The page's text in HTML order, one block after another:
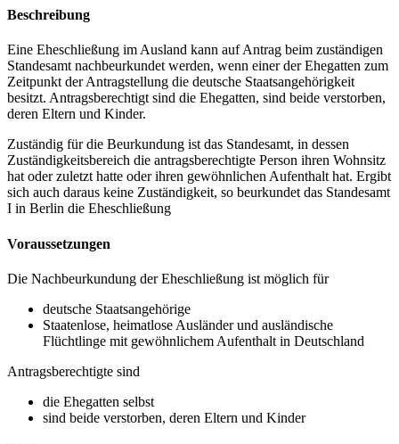
Beschreibung
Eine Eheschließung im Ausland kann auf Antrag beim zuständigen
Standesamt nachbeurkundet werden, wenn einer der Ehegatten zum
Zeitpunkt der Antragstellung die deutsche Staatsangehörigkeit
besitzt. Antragsberechtigt sind die Ehegatten, sind beide verstorben,
deren Eltern und Kinder.
Zuständig für die Beurkundung ist das Standesamt, in dessen
Zuständigkeitsbereich die antragsberechtigte Person ihren Wohnsitz
hat oder zuletzt hatte oder ihren gewöhnlichen Aufenthalt hat. Ergibt
sich auch daraus keine Zuständigkeit, so beurkundet das Standesamt
I in Berlin die Eheschließung
Voraussetzungen
Die Nachbeurkundung der Eheschließung ist möglich für
deutsche Staatsangehörige
Staatenlose, heimatlose Ausländer und ausländische
Flüchtlinge mit gewöhnlichem Aufenthalt in Deutschland
Antragsberechtigte sind
die Ehegatten selbst
sind beide verstorben, deren Eltern und Kinder